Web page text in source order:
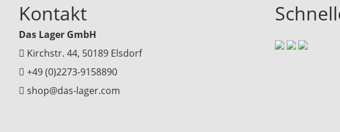
Kontakt
Das Lager GmbH
Kirchstr. 44, 50189 Elsdorf
+49 (0)2273-9158890
shop@das-lager.com